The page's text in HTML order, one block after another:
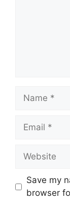
Name
Email
Website
Save my
browser